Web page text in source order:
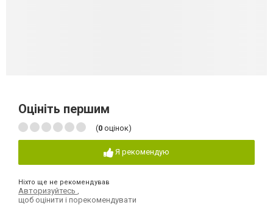
Оцініть першим
(0 оцінок)
Я рекомендую
Ніхто ще не рекомендував
Авторизуйтесь
щоб оцінити і порекомендувати